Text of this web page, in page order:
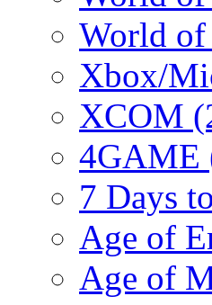
World of
Xbox/
XCOM
4GAME
7 Days
Age of
Age of